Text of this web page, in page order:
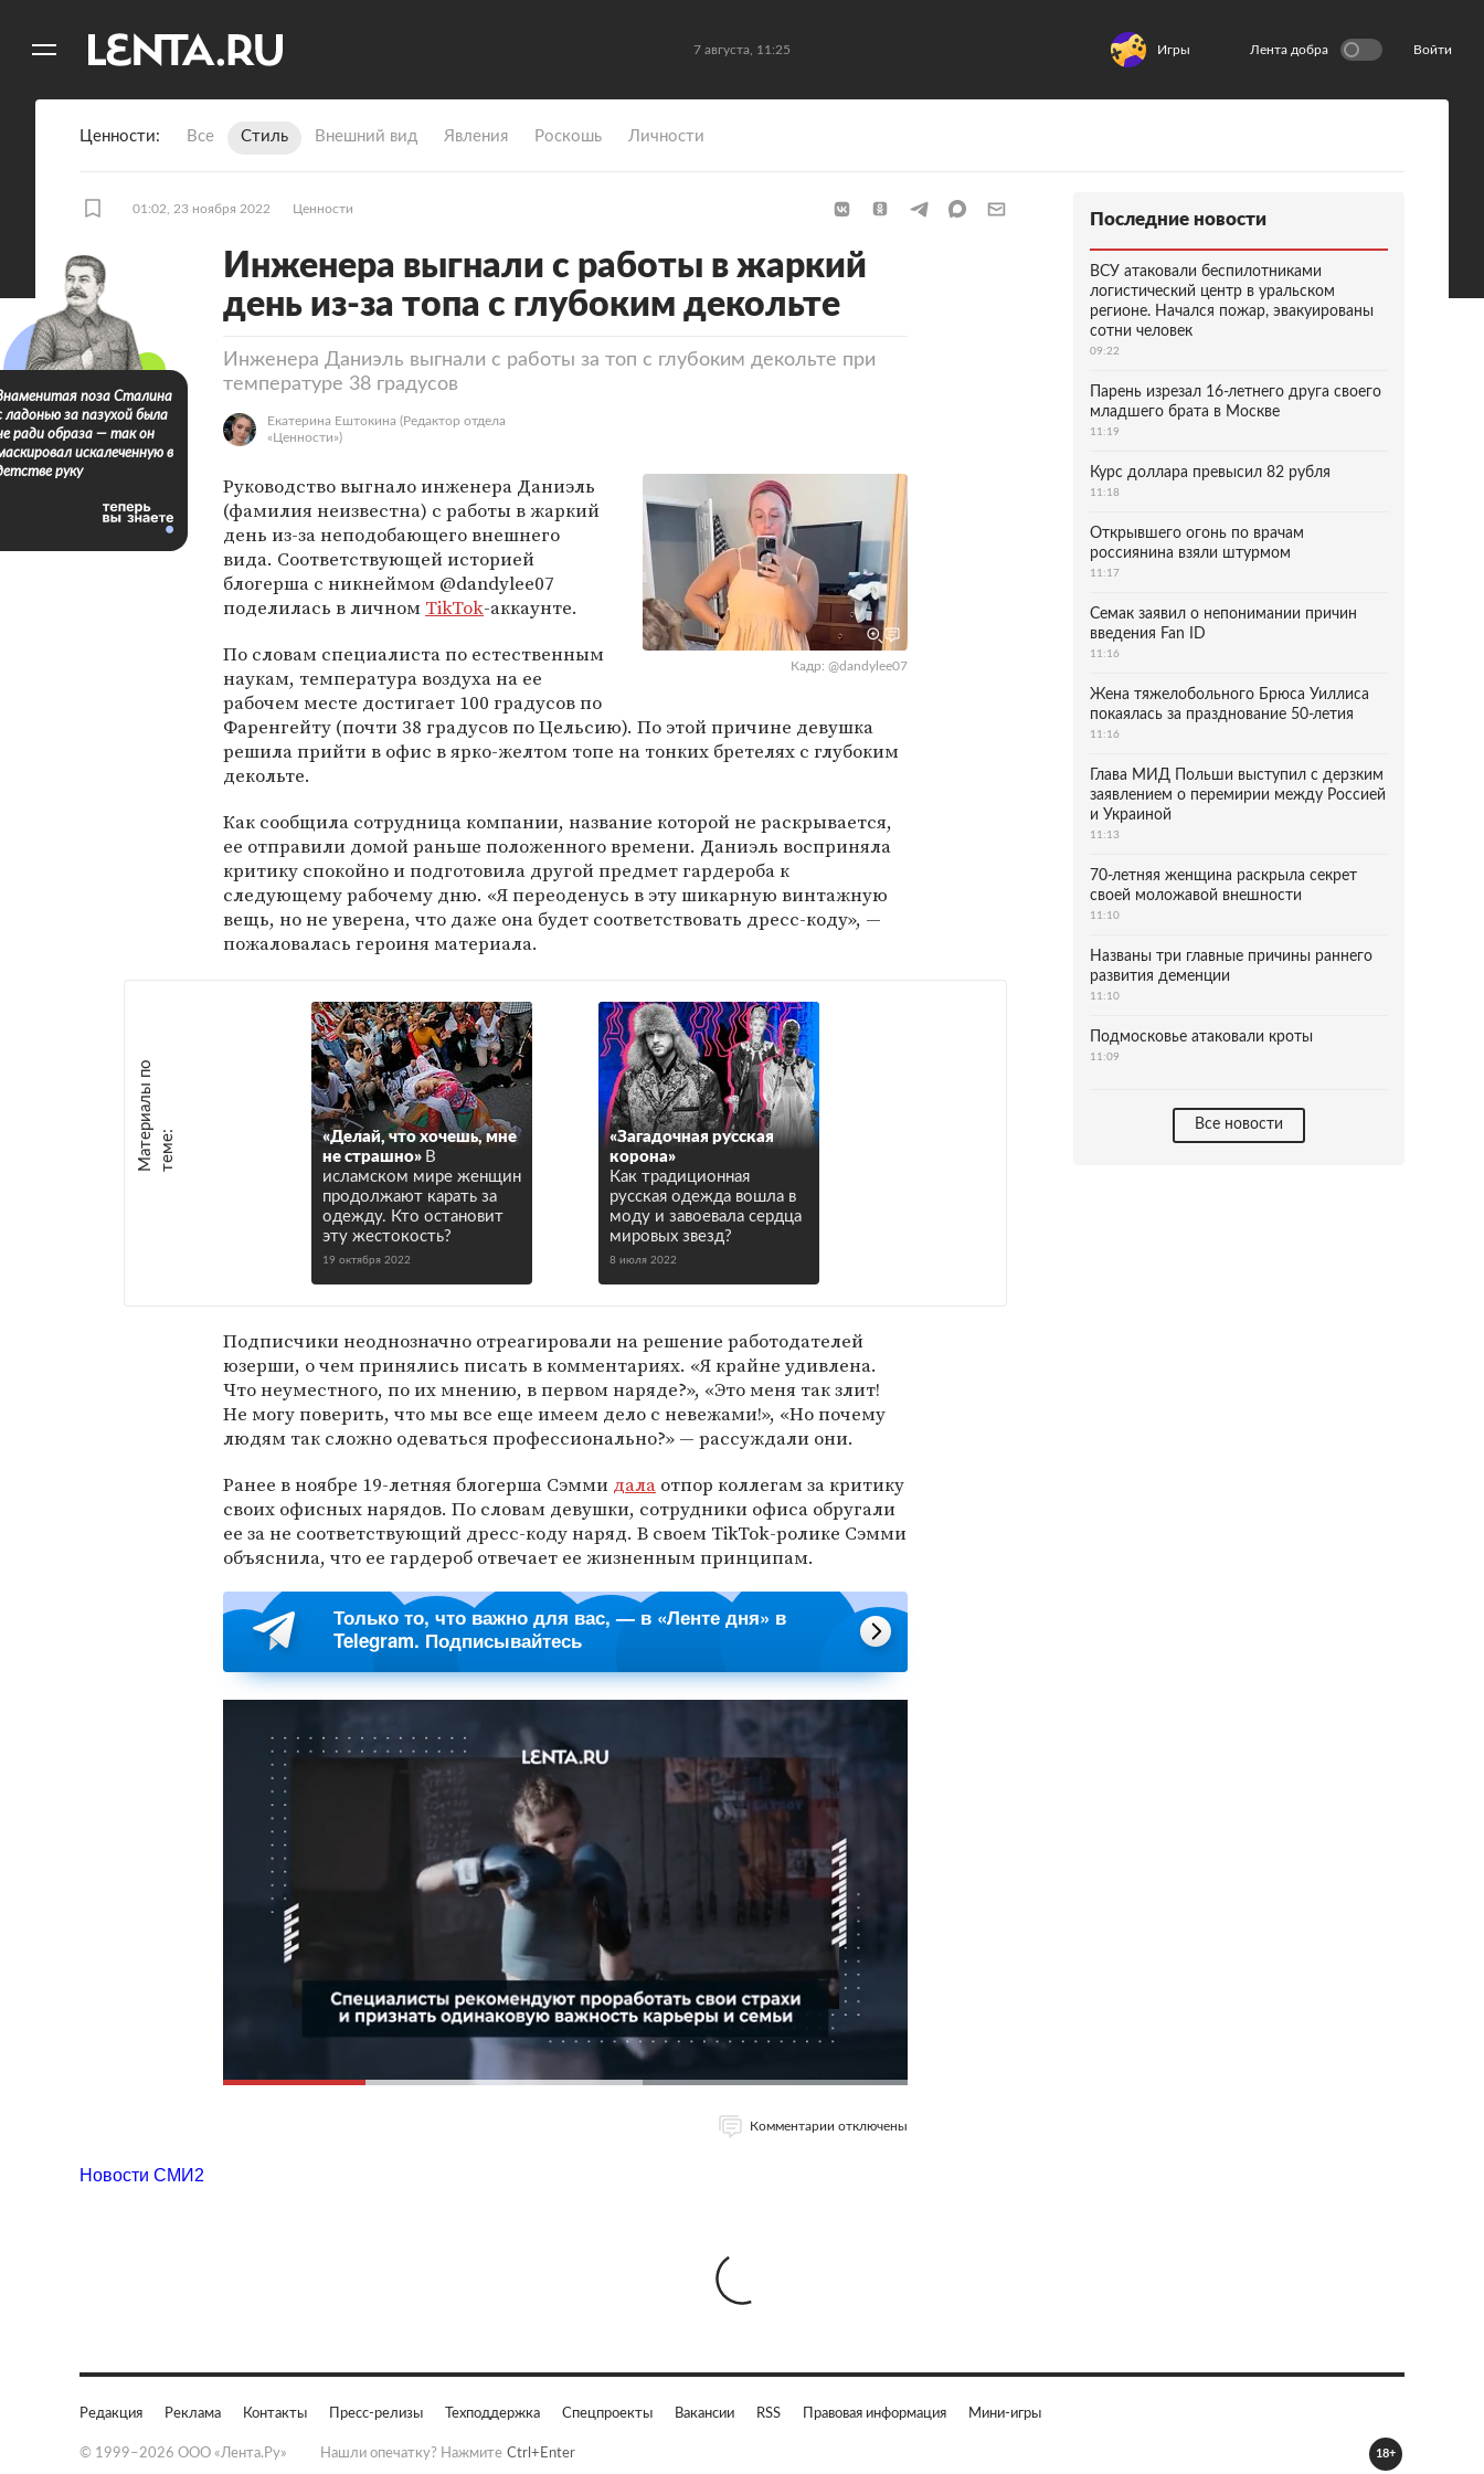
7 августа, 11:25 Игры Лента добра Войти
Ценности Все Стиль Внешний вид Явления Роскошь Личности
01:02, 23 ноября 2022 Ценности
Инженера выгнали с работы в жаркий
день из-за топа с глубоким декольте
Инженера Даниэль выгнали с работы за топ с глубоким декольте при
температуре 38 градусов
Екатерина Ештокина (Редактор отдела
«Ценности»)
Кадр: @dandylee07
Руководство выгнало инженера Даниэль
(фамилия неизвестна) с работы в жаркий
день из-за неподобающего внешнего
вида. Соответствующей историей
блогерша с никнеймом @dandylee07
поделилась в личном TikTok-аккаунте.
По словам специалиста по естественным
наукам, температура воздуха на ее
рабочем месте достигает 100 градусов по
Фаренгейту (почти 38 градусов по Цельсию). По этой причине девушка
решила прийти в офис в ярко-желтом топе на тонких бретелях с глубоким
декольте.
Как сообщила сотрудница компании, название которой не раскрывается,
ее отправили домой раньше положенного времени. Даниэль восприняла
критику спокойно и подготовила другой предмет гардероба к
следующему рабочему дню. «Я переоденусь в эту шикарную винтажную
вещь, но не уверена, что даже она будет соответствовать дресс-коду», —
пожаловалась героиня материала.
М
а
т е
р
и
а
л
ы
п
о
т
е
м
е :
«Делай, что хочешь, мне
не страшно» В
исламском мире женщин
продолжают карать за
одежду. Кто остановит
эту жестокость?
19 октября 2022
«Загадочная русская
корона»
Как традиционная
русская одежда вошла в
моду и завоевала сердца
мировых звезд?
8 июля 2022
Подписчики неоднозначно отреагировали на решение работодателей
юзерши, о чем принялись писать в комментариях. «Я крайне удивлена.
Что неуместного, по их мнению, в первом наряде?», «Это меня так злит!
Не могу поверить, что мы все еще имеем дело с невежами!», «Но почему
людям так сложно одеваться профессионально?» — рассуждали они.
Ранее в ноябре 19-летняя блогерша Сэмми дала отпор коллегам за критику
своих офисных нарядов. По словам девушки, сотрудники офиса обругали
ее за не соответствующий дресс-коду наряд. В своем TikTok-ролике Сэмми
объяснила, что ее гардероб отвечает ее жизненным принципам.
Только то, что важно для вас, — в «Ленте дня» в
Telegram. Подписывайтесь
Комментарии отключены
поза Сталина
ладонью за пазухой была
ради образа — так он
искалеченную в
руку
Последние новости
ВСУ атаковали беспилотниками
логистический центр в уральском
регионе. Начался пожар, эвакуированы
сотни человек
09:22
Парень изрезал 16-летнего друга своего
младшего брата в Москве
11:19
Курс доллара превысил 82 рубля
11:18
Открывшего огонь по врачам
россиянина взяли штурмом
11:17
Семак заявил о непонимании причин
введения Fan ID
11:16
Жена тяжелобольного Брюса Уиллиса
покаялась за празднование 50-летия
11:16
Глава МИД Польши выступил с дерзким
заявлением о перемирии между Россией
и Украиной
11:13
70-летняя женщина раскрыла секрет
своей моложавой внешности
11:10
Названы три главные причины раннего
развития деменции
11:10
Подмосковье атаковали кроты
11:09
Все новости
Новости СМИ2
Редакция Реклама Контакты Пресс-релизы Техподдержка Спецпроекты Вакансии RSS Правовая информация Мини-игры
© 1999–2026 ООО «Лента.Ру» Нашли опечатку? Нажмите Ctrl+Enter 18+